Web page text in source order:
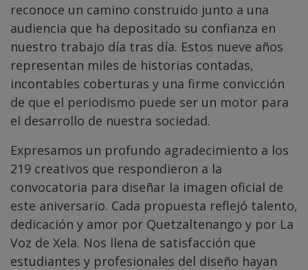
reconoce un camino construido junto a una
audiencia que ha depositado su confianza en
nuestro trabajo día tras día. Estos nueve años
representan miles de historias contadas,
incontables coberturas y una firme convicción
de que el periodismo puede ser un motor para
el desarrollo de nuestra sociedad.
Expresamos un profundo agradecimiento a los
219 creativos que respondieron a la
convocatoria para diseñar la imagen oficial de
este aniversario. Cada propuesta reflejó talento,
dedicación y amor por Quetzaltenango y por La
Voz de Xela. Nos llena de satisfacción que
estudiantes y profesionales del diseño hayan